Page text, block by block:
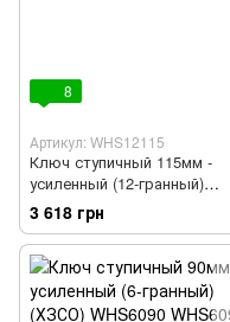
8
Артикул: WHS12115
Ключ ступичный 115мм -
усиленный (12-гранный)
(ХЗСО) WHS12115
3 618 грн